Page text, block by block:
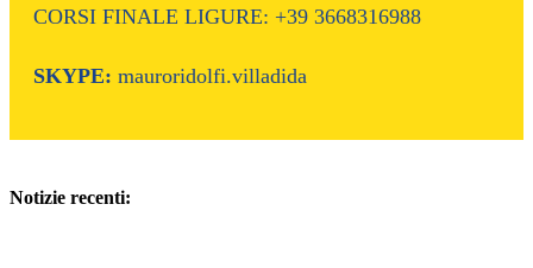
CORSI FINALE LIGURE: +39 3668316988
SKYPE: mauroridolfi.villadida
Notizie recenti: